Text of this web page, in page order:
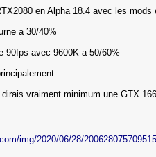
en Alpha 18.4 avec les mods
a 30/40%
90fps avec 9600K a 50/60%
vraiment minimum une GTX